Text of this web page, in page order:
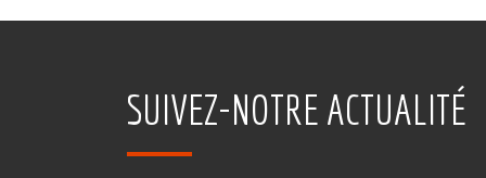
SUIVEZ-NOTRE ACTUALITÉ